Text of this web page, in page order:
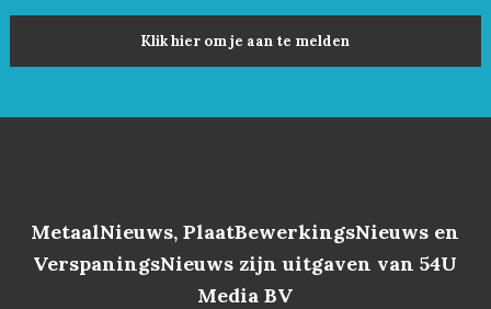
Klik hier om je aan te melden
MetaalNieuws, PlaatBewerkingsNieuws en
VerspaningsNieuws zijn uitgaven van 54U
Media BV